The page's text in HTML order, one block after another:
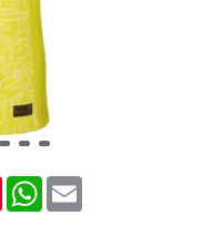
PinterestWhatsApp
Email